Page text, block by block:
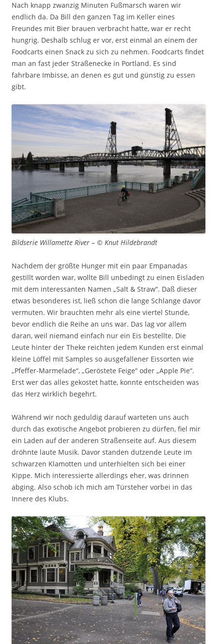
Nach knapp zwanzig Minuten Fußmarsch waren wir
endlich da. Da Bill den ganzen Tag im Keller eines
Freundes mit Bier brauen verbracht hatte, war er recht
hungrig. Deshalb schlug er vor, erst einmal an einem der
Foodcarts einen Snack zu sich zu nehmen. Foodcarts findet
man an fast jeder Straßenecke in Portland. Es sind
fahrbare Imbisse, an denen es gut und günstig zu essen
gibt.
Bildserie Willamette River – © Knut Hildebrandt
Nachdem der größte Hunger mit ein paar Empanadas
gestillt worden war, wollte Bill unbedingt zu einen Eisladen
mit dem interessanten Namen „Salt & Straw“. Daß dieser
etwas besonderes ist, ließ schon die lange Schlange davor
vermuten. Wir brauchten mehr als eine viertel Stunde,
bevor endlich die Reihe an uns war. Das lag vor allem
daran, weil niemand einfach nur ein Eis bestellte. Die
Leute hinter der Theke reichten jedem Kunden erst einmal
kleine Löffel mit Samples so ausgefallener Eissorten wie
„Pfeffer-Marmelade“, „Geröstete Feige“ oder „Apple Pie“.
Erst wer das alles gekostet hatte, konnte entscheiden was
das Herz wirklich begehrt.
Während wir noch geduldig darauf warteten uns auch
durch das exotische Angebot probieren zu dürfen, fiel mir
ein Laden auf der anderen Straßenseite auf. Aus diesem
dröhnte laute Musik. Davor standen dutzende Leute im
schwarzen Klamotten und unterhielten sich bei einer
Kippe. Mich interessierte allerdings eher, was drinnen
abging. Also schob ich mich am Türsteher vorbei in das
Innere des Klubs.